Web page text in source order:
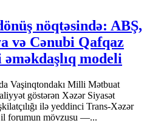
nöqtəsində: ABŞ,
və Cənubi Qafqaz
əməkdaşlıq modeli
Vaşinqtondakı Milli Mətbuat
göstərən Xəzər Siyasət
ilə yeddinci Trans-Xəzər
forumun mövzusu —...